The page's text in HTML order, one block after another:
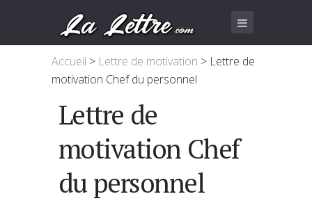
Accueil > Lettre de motivation > Lettre de
motivation Chef du personnel
Lettre de
motivation Chef
du personnel